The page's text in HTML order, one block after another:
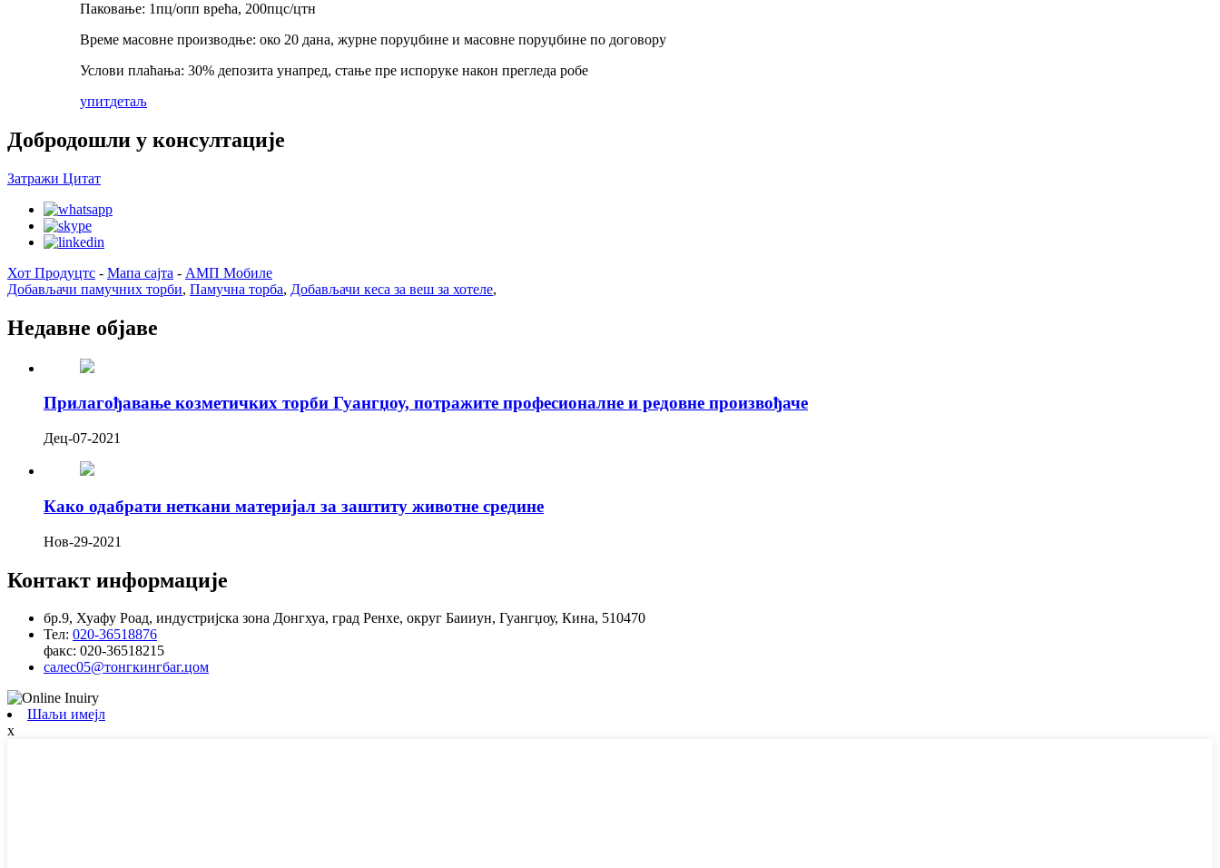
Паковање: 1пц/опп врећа, 200пцс/цтн
Време масовне производње: око 20 дана, журне поруџбине и масовне поруџбине по договору
Услови плаћања: 30% депозита унапред, стање пре испоруке након прегледа робе
упитдетаљ
Добродошли у консултације
Затражи Цитат
Хот Продуцтс - Мапа сајта - АМП Мобиле
Добављачи памучних торби, Памучна торба, Добављачи кеса за веш за хотеле,
Недавне објаве
Прилагођавање козметичких торби Гуангџоу, потражите професионалне и редовне произвођаче
Дец-07-2021
Како одабрати неткани материјал за заштиту животне средине
Нов-29-2021
Контакт информације
бр.9, Хуафу Роад, индустријска зона Донгхуа, град Ренхе, округ Баииун, Гуангџоу, Кина, 510470
Тел: 020-36518876
факс: 020-36518215
салес05@тонгкингбаг.цом
Шаљи имејл
x